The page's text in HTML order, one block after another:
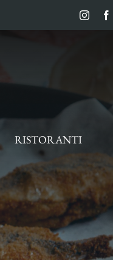
RISTORANTI